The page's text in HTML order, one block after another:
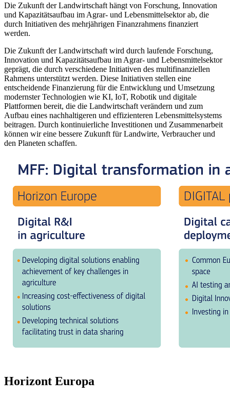
Die Zukunft der Landwirtschaft hängt von Forschung, Innovation
und Kapazitätsaufbau im Agrar- und Lebensmittelsektor ab, die
durch Initiativen des mehrjährigen Finanzrahmens finanziert
werden.
Die Zukunft der Landwirtschaft wird durch laufende Forschung,
Innovation und Kapazitätsaufbau im Agrar- und Lebensmittelsektor
geprägt, die durch verschiedene Initiativen des multifinanziellen
Rahmens unterstützt werden. Diese Initiativen stellen eine
entscheidende Finanzierung für die Entwicklung und Umsetzung
modernster Technologien wie KI, IoT, Robotik und digitale
Plattformen bereit, die die Landwirtschaft verändern und zum
Aufbau eines nachhaltigeren und effizienteren Lebensmittelsystems
beitragen. Durch kontinuierliche Investitionen und Zusammenarbeit
können wir eine bessere Zukunft für Landwirte, Verbraucher und
den Planeten schaffen.
Horizont Europa